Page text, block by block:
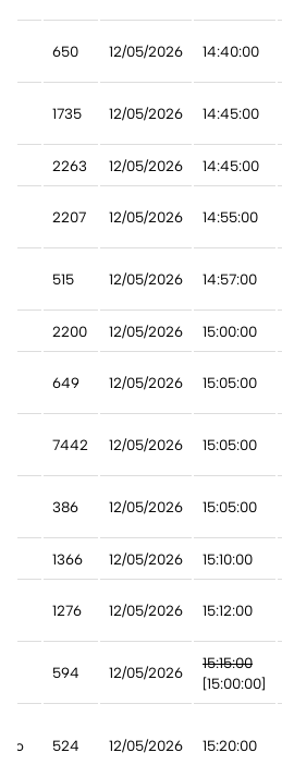
650 12/05/2026 14:40:00
1735 12/05/2026 14:45:00
2263 12/05/2026 14:45:00
2207 12/05/2026 14:55:00
515 12/05/2026 14:57:00
2200 12/05/2026 15:00:00
649 12/05/2026 15:05:00
7442 12/05/2026 15:05:00
386 12/05/2026 15:05:00
1366 12/05/2026 15:10:00
1276 12/05/2026 15:12:00
594 12/05/2026
15:15:00
[15:00:00]
524 12/05/2026 15:20:00